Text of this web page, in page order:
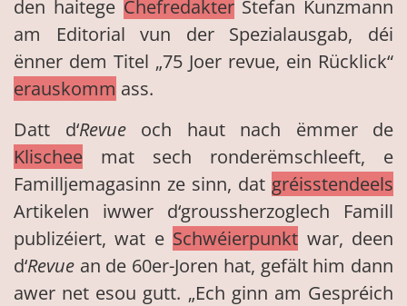
den haitege ChefredakterStefan Kunzmann
am Editorial vun der Spezialausgab, déi
ënner dem Titel „75 Joer revue, ein Rücklick“
erauskomm ass.
Datt d‘Revueoch haut nach ëmmer de
Klischee mat sech ronderëmschleeft, e
Familljemagasinn ze sinn, dat gréisstendeels
Artikelen iwwer d‘groussherzoglech Famill
publizéiert, wat e Schwéierpunkt war, deen
d‘Revue an de 60er-Joren hat, gefält him dann
awer net esou gutt. „Ech ginn am Gespréich